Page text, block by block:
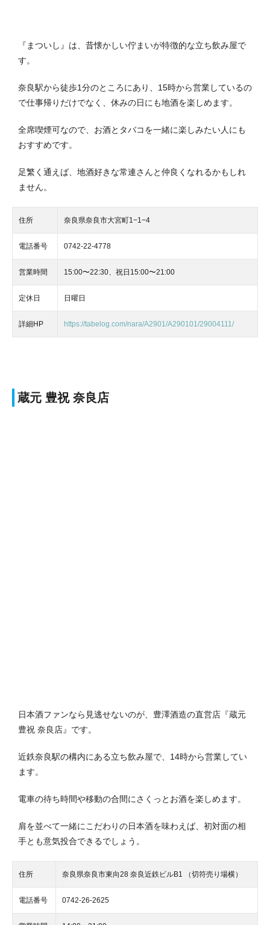
『まついし』は、昔懐かしい佇まいが特徴的な立ち飲み屋で
す。
奈良駅から徒歩1分のところにあり、15時から営業しているの
で仕事帰りだけでなく、休みの日にも地酒を楽しめます。
全席喫煙可なので、お酒とタバコを一緒に楽しみたい人にも
おすすめです。
足繁く通えば、地酒好きな常連さんと仲良くなれるかもしれ
ません。
住所 奈良県奈良市大宮町1−1−4
電話番号 0742-22-4778
営業時間 15:00〜22:30、祝日15:00〜21:00
定休日 日曜日
詳細HP https://tabelog.com/nara/A2901/A290101/29004111/
蔵元 豊祝 奈良店
日本酒ファンなら見逃せないのが、豊澤酒造の直営店『蔵元
豊祝 奈良店』です。
近鉄奈良駅の構内にある立ち飲み屋で、14時から営業してい
ます。
電車の待ち時間や移動の合間にさくっとお酒を楽しめます。
肩を並べて一緒にこだわりの日本酒を味わえば、初対面の相
手とも意気投合できるでしょう。
住所 奈良県奈良市東向28 奈良近鉄ビルB1 （切符売り場横）
電話番号 0742-26-2625